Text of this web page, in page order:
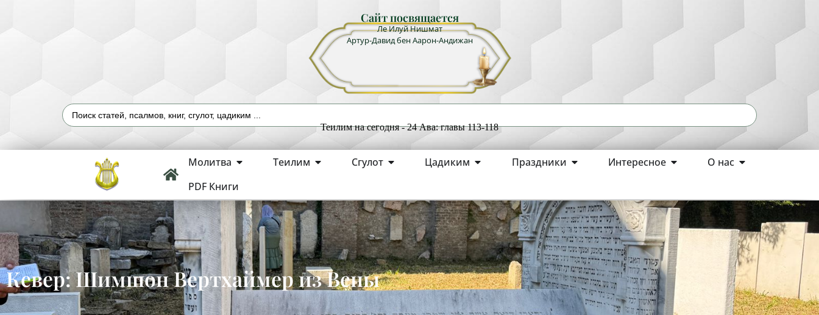
Сайт посвящается
Ле Илуй Нишмат
Артур-Давид бен Аарон-Андижан
Теилим на сегодня - 24 Ава: главы 113-118
Молитва Теилим Сгулот Цадиким Праздники Интересное
О нас
PDF Книги
Кевер: Шимшон Вертхаймер из Вены